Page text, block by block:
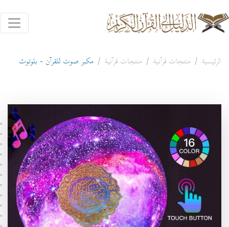
الرئيسية منتجات قرآنية منتجات قرآنية مكبر صوت للقرآن - بلوتوث